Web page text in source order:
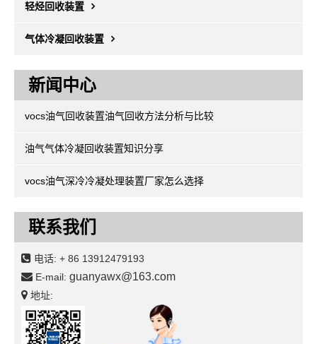
轻烃回收装置
气体冷凝回收装置
新闻中心
vocs油气回收装置油气回收方法分析与比较
油气气体冷凝回收装置知识分享
vocs油气深冷冷凝处理装置厂家怎么选择
联系我们
电话: + 86 13912479193
E-mail: guanyawx@163.com
地址: